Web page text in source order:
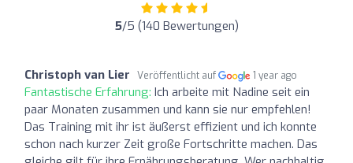
5/5 (140 Bewertungen)
Christoph van Lier Veröffentlicht auf 1 year ago
Fantastische Erfahrung: Ich arbeite mit Nadine seit ein
paar Monaten zusammen und kann sie nur empfehlen!
Das Training mit ihr ist äußerst effizient und ich konnte
schon nach kurzer Zeit große Fortschritte machen. Das